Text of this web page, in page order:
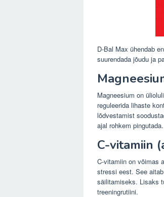
D-Bal Max ühendab
suurendada jõudu ja
Magneesium on
reguleerida lihaste
lõdvestamist
ajal rohkem pingutada.
C-vitamiin
C-vitamiin on võimas
stressi eest. See
säilitamiseks. Lisaks
treeningrutiini.